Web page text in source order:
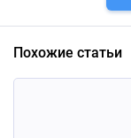
Похожие статьи